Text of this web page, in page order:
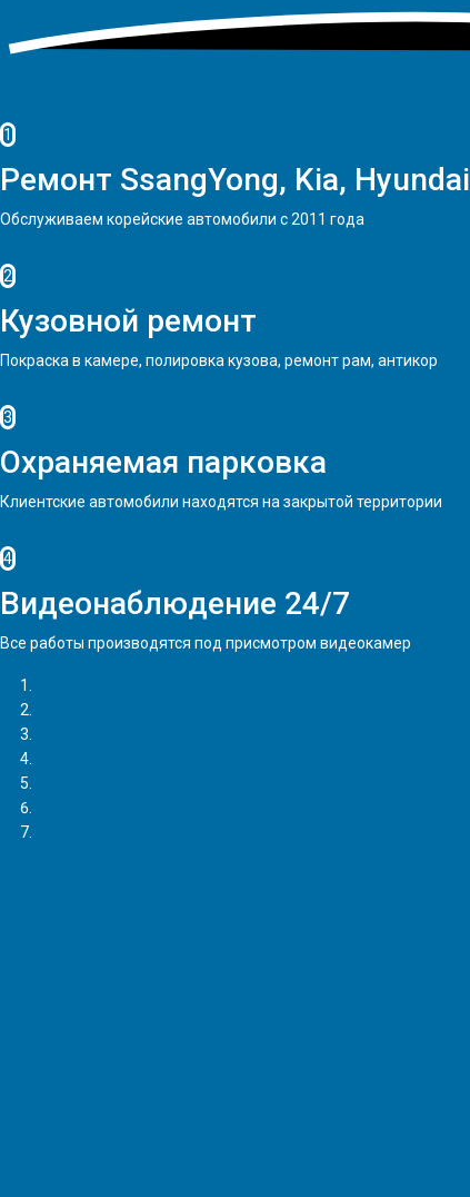
1
Ремонт SsangYong, Kia, Hyundai
Обслуживаем корейские автомобили с 2011 года
2
Кузовной ремонт
Покраска в камере, полировка кузова, ремонт рам, антикор
3
Охраняемая парковка
Клиентские автомобили находятся на закрытой территории
4
Видеонаблюдение 24/7
Все работы производятся под присмотром видеокамер